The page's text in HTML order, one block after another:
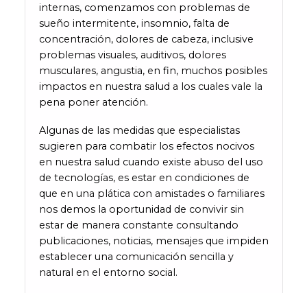
internas, comenzamos con problemas de
sueño intermitente, insomnio, falta de
concentración, dolores de cabeza, inclusive
problemas visuales, auditivos, dolores
musculares, angustia, en fin, muchos posibles
impactos en nuestra salud a los cuales vale la
pena poner atención.
Algunas de las medidas que especialistas
sugieren para combatir los efectos nocivos
en nuestra salud cuando existe abuso del uso
de tecnologías, es estar en condiciones de
que en una plática con amistades o familiares
nos demos la oportunidad de convivir sin
estar de manera constante consultando
publicaciones, noticias, mensajes que impiden
establecer una comunicación sencilla y
natural en el entorno social.